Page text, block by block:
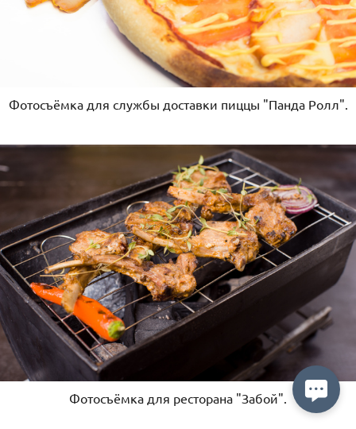
Фотосъёмка для службы доставки пиццы "Панда Ролл".
Фотосъёмка для ресторана "Забой".